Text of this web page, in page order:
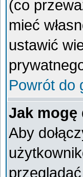
(co
mieć
ustawić
Powrót do
Jak mogę
Aby